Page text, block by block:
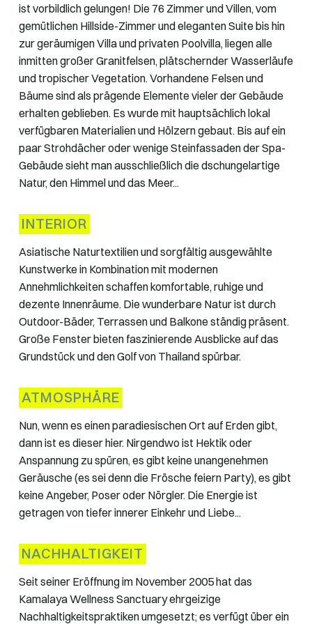
ist vorbildlich gelungen! Die 76 Zimmer und Villen, vom
gemütlichen Hillside-Zimmer und eleganten Suite bis hin
zur geräumigen Villa und privaten Poolvilla, liegen alle
inmitten großer Granitfelsen, plätschernder Wasserläufe
und tropischer Vegetation. Vorhandene Felsen und
Bäume sind als prägende Elemente vieler der Gebäude
erhalten geblieben. Es wurde mit hauptsächlich lokal
verfügbaren Materialien und Hölzern gebaut. Bis auf ein
paar Strohdächer oder wenige Steinfassaden der Spa-
Gebäude sieht man ausschließlich die dschungelartige
Natur, den Himmel und das Meer...
INTERIOR
Asiatische Naturtextilien und sorgfältig ausgewählte
Kunstwerke in Kombination mit modernen
Annehmlichkeiten schaffen komfortable, ruhige und
dezente Innenräume. Die wunderbare Natur ist durch
Outdoor-Bäder, Terrassen und Balkone ständig präsent.
Große Fenster bieten faszinierende Ausblicke auf das
Grundstück und den Golf von Thailand spürbar.
ATMOSPHÄRE
Nun, wenn es einen paradiesischen Ort auf Erden gibt,
dann ist es dieser hier. Nirgendwo ist Hektik oder
Anspannung zu spüren, es gibt keine unangenehmen
Geräusche (es sei denn die Frösche feiern Party), es gibt
keine Angeber, Poser oder Nörgler. Die Energie ist
getragen von tiefer innerer Einkehr und Liebe...
NACHHALTIGKEIT
Seit seiner Eröffnung im November 2005 hat das
Kamalaya Wellness Sanctuary ehrgeizige
Nachhaltigkeitspraktiken umgesetzt; es verfügt über ein